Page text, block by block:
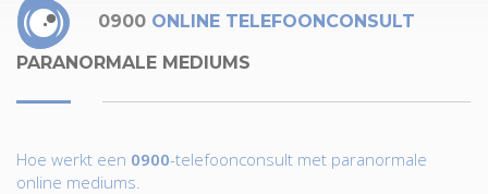
0900 ONLINE TELEFOONCONSULT
PARANORMALE MEDIUMS
Hoe werkt een 0900-telefoonconsult met paranormale
online mediums.